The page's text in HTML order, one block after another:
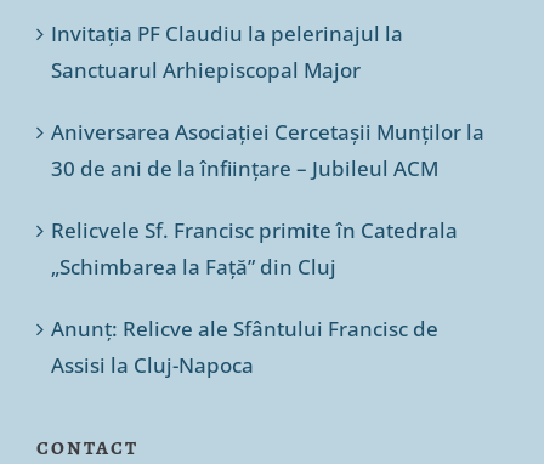
Invitația PF Claudiu la pelerinajul la
Sanctuarul Arhiepiscopal Major
Aniversarea Asociației Cercetașii Munților la
30 de ani de la înființare – Jubileul ACM
Relicvele Sf. Francisc primite în Catedrala
„Schimbarea la Față” din Cluj
Anunț: Relicve ale Sfântului Francisc de
Assisi la Cluj-Napoca
CONTACT